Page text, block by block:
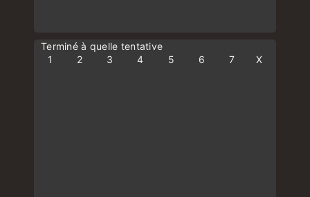
Terminé à quelle tentative
1
2 3 4 5 6 7 X